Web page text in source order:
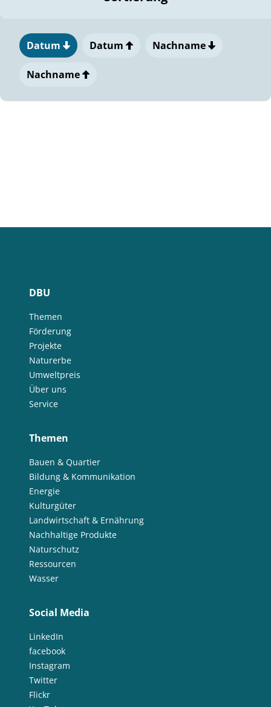
Datum Datum Nachname
Nachname
DBU
Themen
Förderung
Projekte
Naturerbe
Umweltpreis
Über uns
Service
Themen
Bauen & Quartier
Bildung & Kommunikation
Energie
Kulturgüter
Landwirtschaft & Ernährung
Nachhaltige Produkte
Naturschutz
Ressourcen
Wasser
Social Media
LinkedIn
facebook
Instagram
Twitter
Flickr